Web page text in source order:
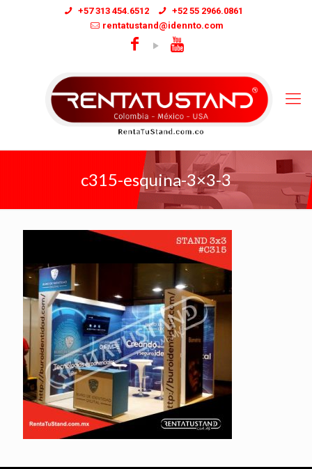
+57 313 454.6512
+52 55 2966.0861
rentatustand@idennto.com
c315-esquina-3×3-3